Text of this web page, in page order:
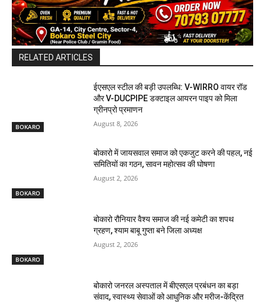
RELATED ARTICLES
BOKARO
ईएसएल स्टील की बड़ी उपलब्धि: V-WIRRO वायर रॉड
और V-DUCPIPE डक्टाइल आयरन पाइप को मिला
ग्रीनप्रो प्रमाणन
August 8, 2026
BOKARO
बोकारो में जायसवाल समाज को एकजुट करने की पहल, नई
समितियों का गठन, सावन महोत्सव की घोषणा
August 2, 2026
BOKARO
बोकारो रौनियार वैश्य समाज की नई कमेटी का शपथ
ग्रहण, श्याम बाबू गुप्ता बने जिला अध्यक्ष
August 2, 2026
बोकारो जनरल अस्पताल में बीएसएल प्रबंधन का बड़ा
संवाद, स्वास्थ्य सेवाओं को आधुनिक और मरीज-केंद्रित